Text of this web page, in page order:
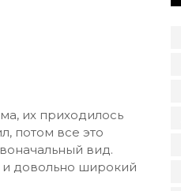
их приходилось
потом все это
вид.
и довольно широкий